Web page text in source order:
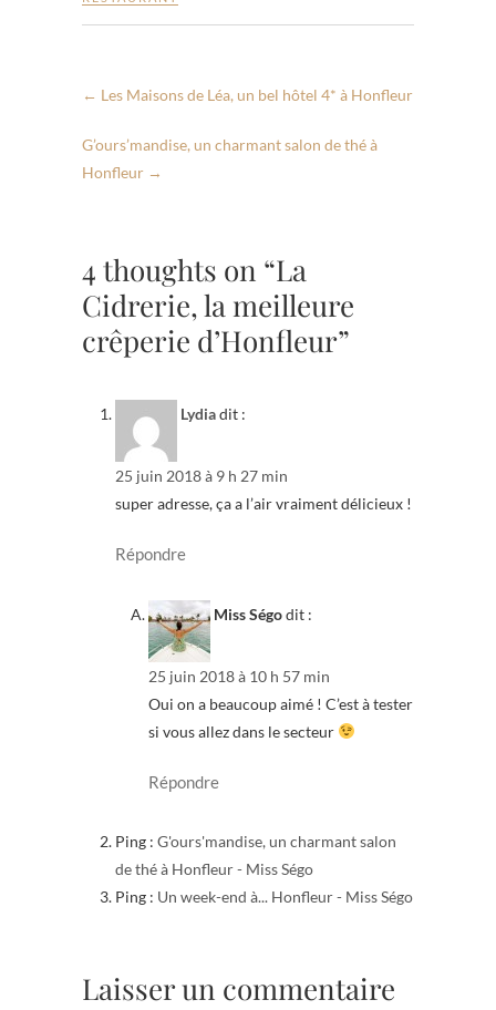
← Les Maisons de Léa, un bel hôtel 4* à Honfleur
G’ours’mandise, un charmant salon de thé à
Honfleur →
4 thoughts on “La
Cidrerie, la meilleure
crêperie d’Honfleur”
Lydiadit :
25 juin 2018 à 9 h 27 min
super adresse, ça a l’air vraiment délicieux !
Répondre
Miss Ségodit :
25 juin 2018 à 10 h 57 min
Oui on a beaucoup aimé ! C’est à tester
si vous allez dans le secteur
Répondre
Ping : G'ours'mandise, un charmant salon
de thé à Honfleur - Miss Ségo
Ping : Un week-end à... Honfleur - Miss Ségo
Laisser un commentaire